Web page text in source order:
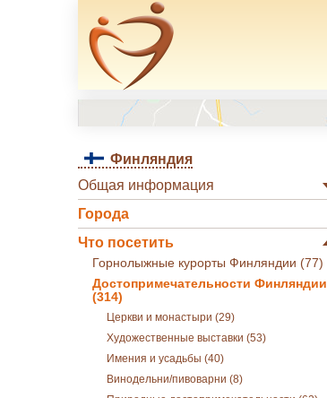
Финляндия
Общая информация
Города
Что посетить
Горнолыжные курорты Финляндии (77)
Достопримечательности Финляндии
(314)
Церкви и монастыри (29)
Художественные выставки (53)
Имения и усадьбы (40)
Винодельни/пивоварни (8)